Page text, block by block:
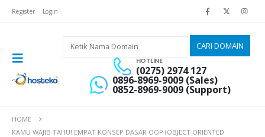
Register Login
HOTLINE
(0275) 2974 127
0896-8969-9009 (Sales)
0852-8969-9009 (Support)
HOME
KAMU WAJIB TAHU! EMPAT KONSEP DASAR OOP (OBJECT ORIENTED